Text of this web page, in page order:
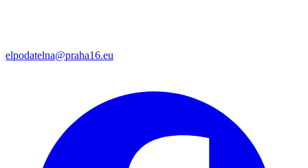
elpodatelna@praha16.eu